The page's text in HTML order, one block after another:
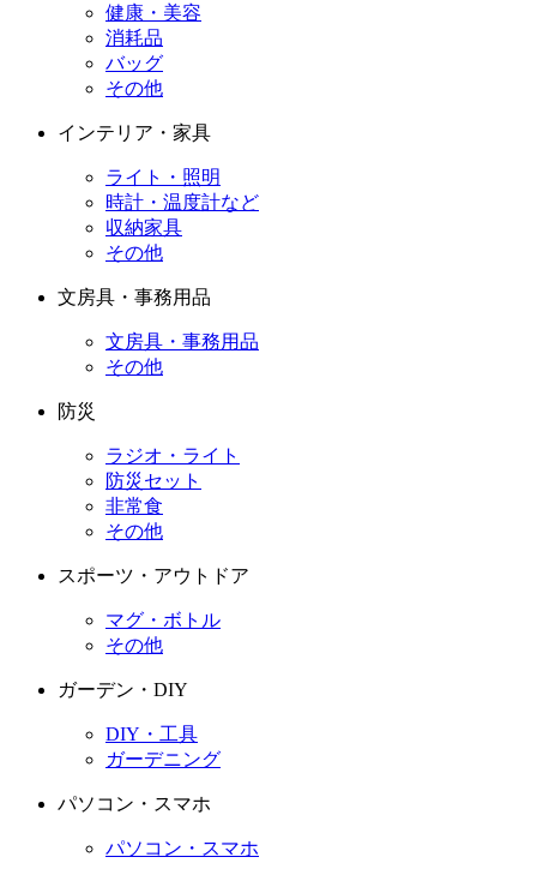
健康・美容
消耗品
バッグ
その他
インテリア・家具
ライト・照明
時計・温度計など
収納家具
その他
文房具・事務用品
文房具・事務用品
その他
防災
ラジオ・ライト
防災セット
非常食
その他
スポーツ・アウトドア
マグ・ボトル
その他
ガーデン・DIY
DIY・工具
ガーデニング
パソコン・スマホ
パソコン・スマホ